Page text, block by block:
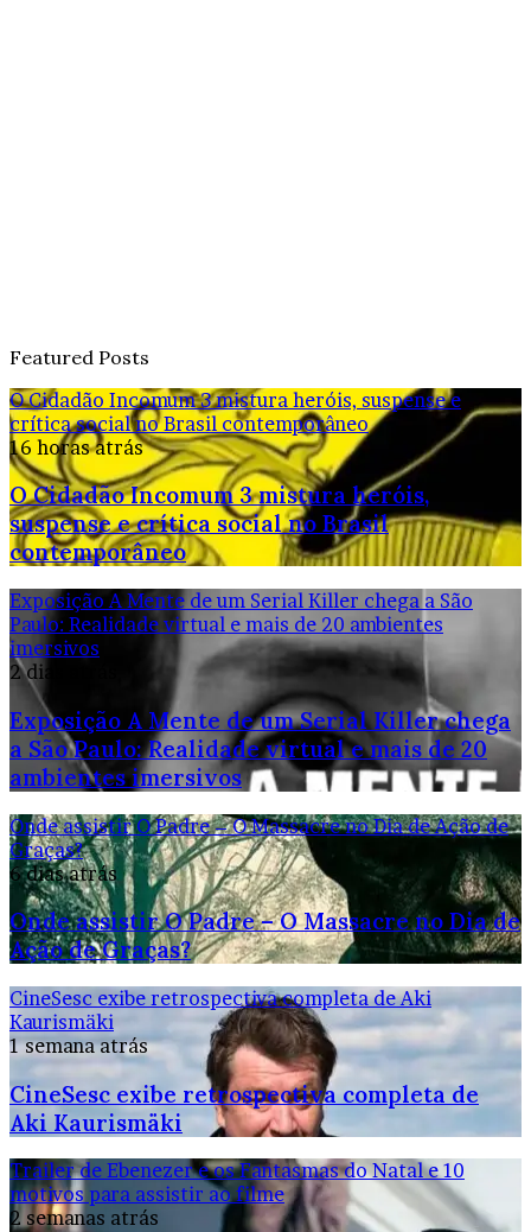
Featured Posts
O Cidadão Incomum 3 mistura heróis, suspense e
crítica social no Brasil contemporâneo
16 horas atrás
O Cidadão Incomum 3 mistura heróis,
suspense e crítica social no Brasil
contemporâneo
Exposição A Mente de um Serial Killer chega a São
Paulo: Realidade virtual e mais de 20 ambientes
imersivos
2 dias atrás
Exposição A Mente de um Serial Killer chega
a São Paulo: Realidade virtual e mais de 20
ambientes imersivos
Onde assistir O Padre – O Massacre no Dia de Ação de
Graças?
6 dias atrás
Onde assistir O Padre – O Massacre no Dia de
Ação de Graças?
CineSesc exibe retrospectiva completa de Aki
Kaurismäki
1 semana atrás
CineSesc exibe retrospectiva completa de
Aki Kaurismäki
Trailer de Ebenezer e os Fantasmas do Natal e 10
motivos para assistir ao filme
2 semanas atrás